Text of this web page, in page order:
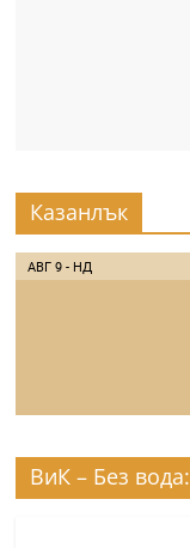
Казанлък
АВГ 9 - НД
ВиК – Без вода: